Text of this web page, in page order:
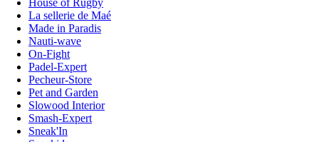
House of Rugby
La sellerie de Maé
Made in Paradis
Nauti-wave
On-Fight
Padel-Expert
Pecheur-Store
Pet and Garden
Slowood Interior
Smash-Expert
Sneak'In